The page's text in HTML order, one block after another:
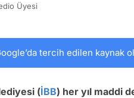
Üyesi
tercih edilen kaynak
(İBB) her yıl maddi